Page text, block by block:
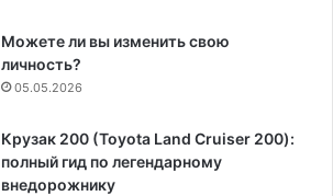
Можете ли вы изменить свою
личность?
05.05.2026
Крузак 200 (Toyota Land Cruiser 200):
полный гид по легендарному
внедорожнику